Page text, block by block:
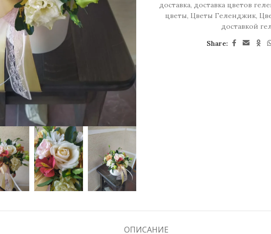
доставка, доставка цветов
цветы, Цветы Геленджик,
доставкой
Share:
ОПИСАНИЕ